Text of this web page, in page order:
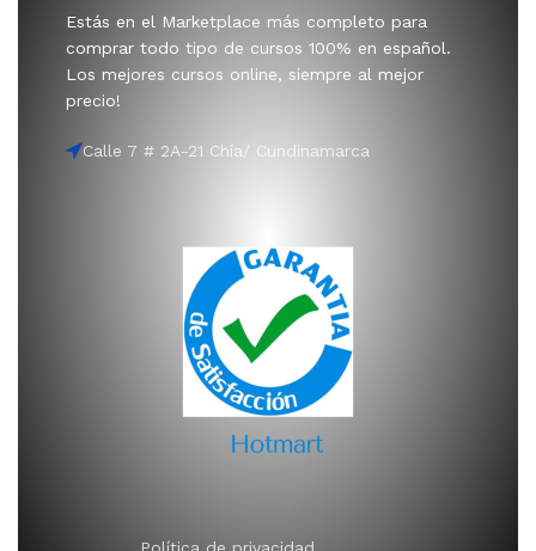
Estás en el Marketplace más completo para
comprar todo tipo de cursos 100% en español.
Los mejores cursos online, siempre al mejor
precio!
Calle 7 # 2A-21 Chía/ Cundinamarca
Política de privacidad